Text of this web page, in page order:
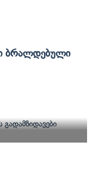
Ბრალდებული